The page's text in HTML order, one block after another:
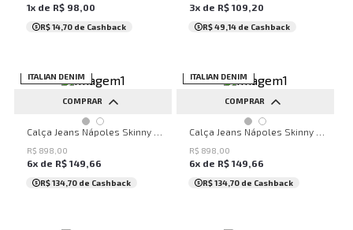
1x de R$ 98 00
R$ 14,70 de Cashback
3x de R$ 109 20
R$ 49,14 de Cashback
ITALIAN DENIM
COMPRAR
36 38 40 42
44
R$ 898 00
6x de R$ 149 66
R$ 134,70 de Cashback
ITALIAN DENIM
COMPRAR
36 38 40 42
44
R$ 898 00
6x de R$ 149 66
R$ 134,70 de Cashback